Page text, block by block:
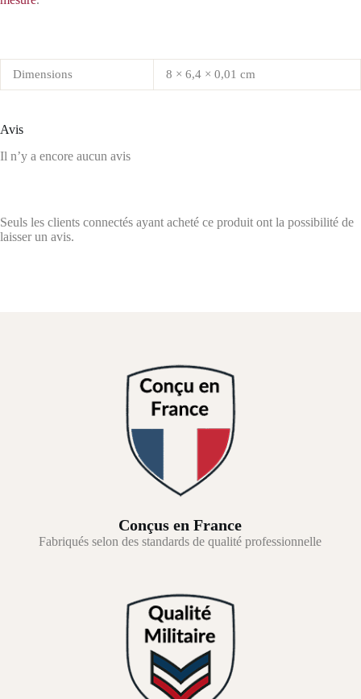
Dimensions 8 × 6,4 × 0,01 cm
Avis
Il n’y a encore aucun avis
Seuls les clients connectés ayant acheté ce produit ont la possibilité de
laisser un avis.
Conçus en France
Fabriqués selon des standards de qualité professionnelle